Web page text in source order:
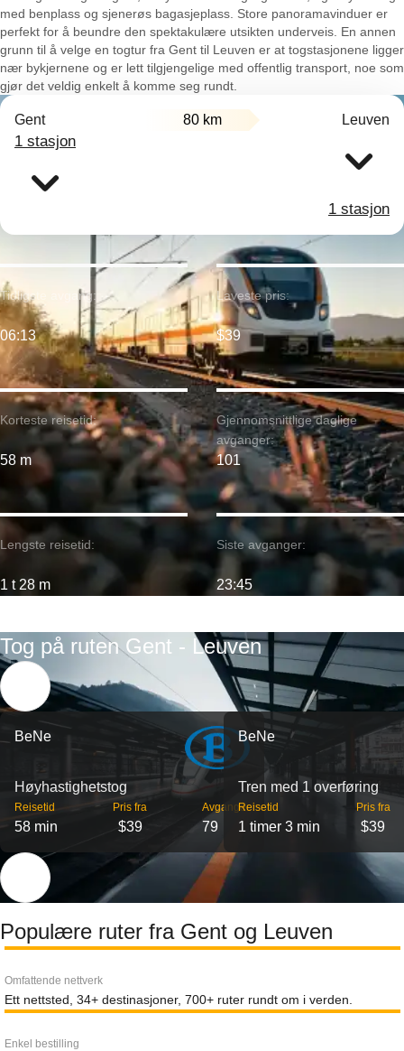
med benplass og sjenerøs bagasjeplass. Store panoramavinduer er
perfekt for å beundre den spektakulære utsikten underveis. En annen
grunn til å velge en togtur fra Gent til Leuven er at togstasjonene ligger
nær bykjernene og er lett tilgjengelige med offentlig transport, noe som
gjør det veldig enkelt å komme seg rundt.
Gent 80 km Leuven
1 stasjon
1 stasjon
Korteste reisetid:
58 m
Tidligste avgang:
06:13
Lengste reisetid:
1 t 28 m
Laveste pris:
$39
Gjennomsnittlige daglige
avganger:
101
Siste avganger:
23:45
Tog på ruten Gent - Leuven
BeNe
Høyhastighetstog
Reisetid
58 min
Pris fra
$39
Avganger
79
BeNe
Tren med 1 overføring
Reisetid
1 timer 3 min
Pris fra
$39
Populære ruter fra Gent og Leuven
Omfattende nettverk
Ett nettsted, 34+ destinasjoner, 700+ ruter rundt om i verden.
Enkel bestilling